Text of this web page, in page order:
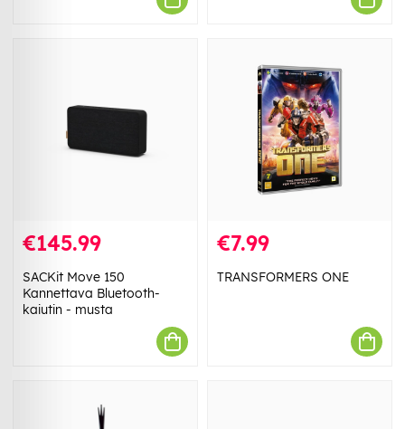
€145.99
SACKit Move 150
Kannettava Bluetooth-
kaiutin - musta
€7.99
TRANSFORMERS ONE